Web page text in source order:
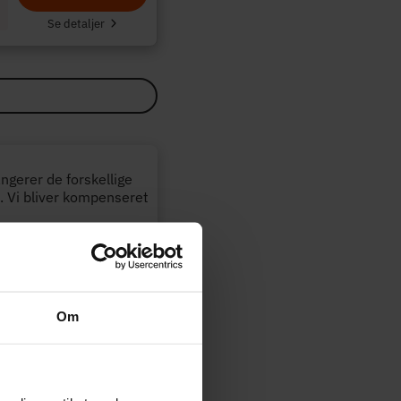
Om
Se detaljer
de forskellige
Vi bliver kompenseret
29-07-2026